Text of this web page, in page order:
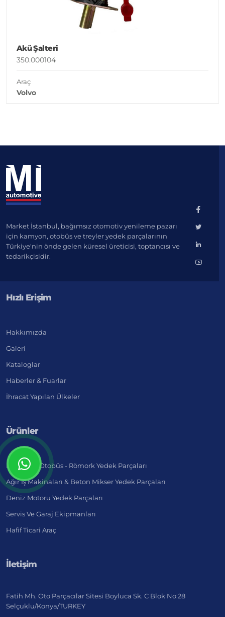
Akü Şalteri
350.000104
Araç
Volvo
Market İstanbul, bağımsız otomotiv yenileme pazarı
için kamyon, otobüs ve treyler yedek parçalarının
Türkiye'nin önde gelen küresel üreticisi, toptancısı ve
tedarikçisidir.
Hızlı Erişim
Hakkımızda
Galeri
Kataloglar
Haberler & Fuarlar
İhracat Yapılan Ülkeler
Ürünler
Kamyon - Otobüs - Römork Yedek Parçaları
Ağır İş Makinaları & Beton Mikser Yedek Parçaları
Deniz Motoru Yedek Parçaları
Servis Ve Garaj Ekipmanları
Hafif Ticari Araç
İletişim
Fatih Mh. Oto Parçacılar Sitesi Boyluca Sk. C Blok No:28
Selçuklu/Konya/TURKEY